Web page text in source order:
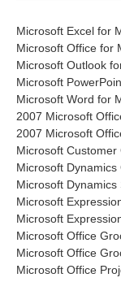
Microsoft Excel for
Microsoft Office for
Microsoft Outlook
Microsoft
Microsoft Word for
2007 Microsoft
2007 Microsoft
Microsoft
Microsoft Dynamics
Microsoft Dynamics
Microsoft
Microsoft
Microsoft Office
Microsoft Office
Microsoft Office